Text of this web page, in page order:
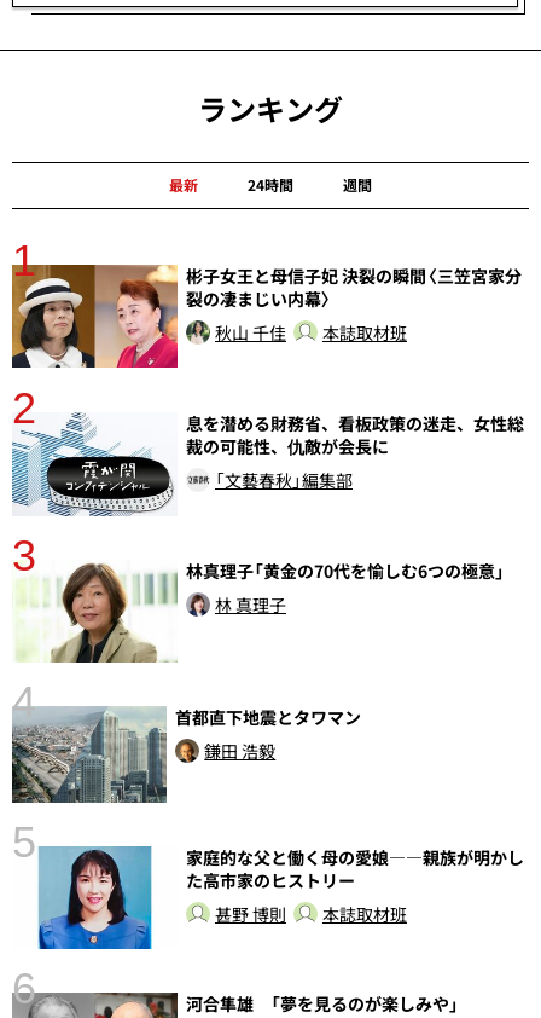
ランキング
最新 24時間 週間
1
彬子女王と母信子妃 決裂の瞬間〈三笠宮家分
裂の凄まじい内幕〉
秋山 千佳
本誌取材班
2
息を潜める財務省、看板政策の迷走、女性総
裁の可能性、仇敵が会長に
「文藝春秋」編集部
3
林真理子「黄金の70代を愉しむ6つの極意」
林 真理子
4
首都直下地震とタワマン
鎌田 浩毅
5
家庭的な父と働く母の愛娘――親族が明かし
た高市家のヒストリー
甚野 博則
本誌取材班
6
河合隼雄 「夢を見るのが楽しみや」